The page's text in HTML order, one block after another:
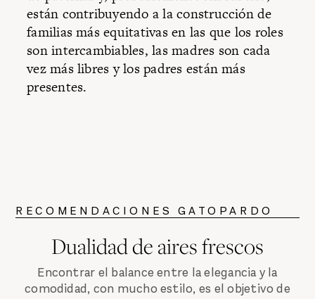
están contribuyendo a la construcción de
familias más equitativas en las que los roles
son intercambiables, las madres son cada
vez más libres y los padres están más
presentes.
RECOMENDACIONES GATOPARDO
Dualidad de aires frescos
Encontrar el balance entre la elegancia y la
comodidad, con mucho estilo, es el objetivo de